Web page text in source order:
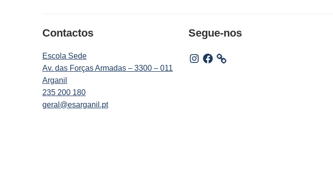
Contactos
Escola Sede
Av. das Forças Armadas – 3300 – 011
Arganil
235 200 180
geral@esarganil.pt
Segue-nos
Instagram
Facebook